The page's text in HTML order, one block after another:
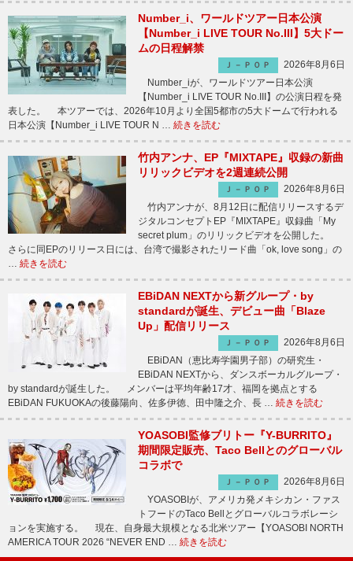
Number_i、ワールドツアー日本公演
【Number_i LIVE TOUR No.III】5大ドー
ムの日程解禁
Ｊ－ＰＯＰ
2026年8月6日
Number_iが、ワールドツアー日本公演
【Number_i LIVE TOUR No.III】の公演日程を発
表した。 本ツアーでは、2026年10月より全国5都市の5大ドームで行われる
日本公演【Number_i LIVE TOUR N … 続きを読む
竹内アンナ、EP『MIXTAPE』収録の新曲
リリックビデオを2週連続公開
Ｊ－ＰＯＰ
2026年8月6日
竹内アンナが、8月12日に配信リリースするデ
ジタルコンセプトEP『MIXTAPE』収録曲「My
secret plum」のリリックビデオを公開した。
さらに同EPのリリース日には、台湾で撮影されたリード曲「ok, love song」の
… 続きを読む
EBiDAN NEXTから新グループ・by
standardが誕生、デビュー曲「Blaze
Up」配信リリース
Ｊ－ＰＯＰ
2026年8月6日
EBiDAN（恵比寿学園男子部）の研究生・
EBiDAN NEXTから、ダンスボーカルグループ・
by standardが誕生した。 メンバーは平均年齢17才、福岡を拠点とする
EBiDAN FUKUOKAの後藤陽向、佐多伊徳、田中隆之介、長 … 続きを読む
YOASOBI監修ブリトー『Y-BURRITO』
期間限定販売、Taco Bellとのグローバル
コラボで
Ｊ－ＰＯＰ
2026年8月6日
YOASOBIが、アメリカ発メキシカン・ファス
トフードのTaco Bellとグローバルコラボレーシ
ョンを実施する。 現在、自身最大規模となる北米ツアー【YOASOBI NORTH
AMERICA TOUR 2026 “NEVER END … 続きを読む